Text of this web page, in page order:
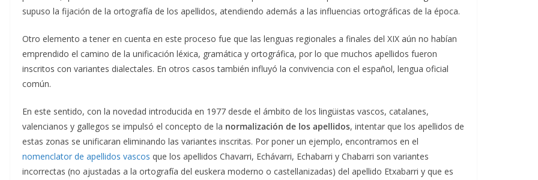
supuso la fijación de la ortografía de los apellidos, atendiendo además a las influencias ortográficas de la época.
Otro elemento a tener en cuenta en este proceso fue que las lenguas regionales a finales del XIX aún no habían
emprendido el camino de la unificación léxica, gramática y ortográfica, por lo que muchos apellidos fueron
inscritos con variantes dialectales. En otros casos también influyó la convivencia con el español, lengua oficial
común.
En este sentido, con la novedad introducida en 1977 desde el ámbito de los lingüistas vascos, catalanes,
valencianos y gallegos se impulsó el concepto de la normalización de los apellidos, intentar que los apellidos de
estas zonas se unificaran eliminando las variantes inscritas. Por poner un ejemplo, encontramos en el
nomenclator de apellidos vascos que los apellidos Chavarri, Echávarri, Echabarri y Chabarri son variantes
incorrectas (no ajustadas a la ortografía del euskera moderno o castellanizadas) del apellido Etxabarri y que es